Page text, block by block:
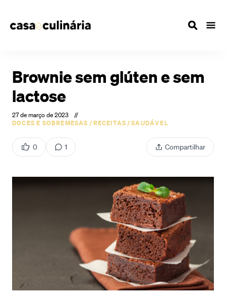
Brownie sem glúten e sem
lactose
27 de março de 2023
//
DOCES E SOBREMESAS /RECEITAS/SAUDÁVEL
0 1 Compartilhar